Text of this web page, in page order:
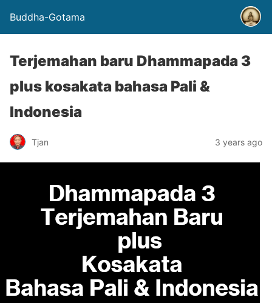
Buddha-Gotama
Terjemahan baru Dhammapada 3
plus kosakata bahasa Pali &
Indonesia
Tjan 3 years ago